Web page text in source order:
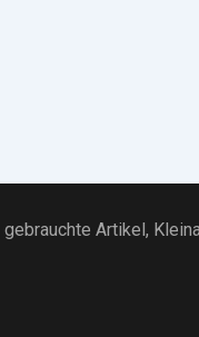
gebrauchte Artikel ,